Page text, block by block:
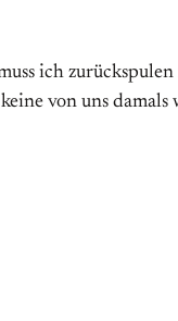
ich
von uns damals